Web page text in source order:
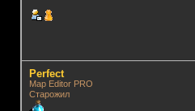
Perfect
Map Editor PRO
Старожил